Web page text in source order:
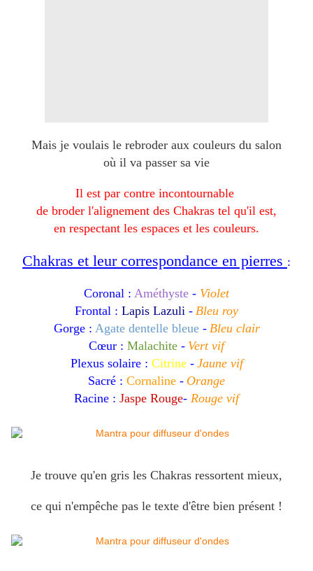
Mais je voulais le rebroder aux couleurs du salon
où il va passer sa vie
Il est par contre incontournable
de broder l'alignement des Chakras tel qu'il est,
en respectant les espaces et les couleurs.
Chakras et leur correspondance en pierres :
Coronal : Améthyste - Violet
Frontal : Lapis Lazuli - Bleu roy
Gorge : Agate dentelle bleue- Bleu clair
Cœur : Malachite - Vert vif
Plexus solaire : Citrine- Jaune vif
Sacré : Cornaline - Orange
Racine : Jaspe Rouge- Rouge vif
Je trouve qu'en gris les Chakras ressortent mieux,
ce qui n'empêche pas le texte d'être bien présent !